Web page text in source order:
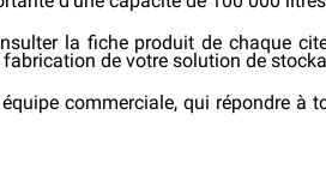
la fiche produit de chaque
de votre solution de
commerciale, qui répondre à